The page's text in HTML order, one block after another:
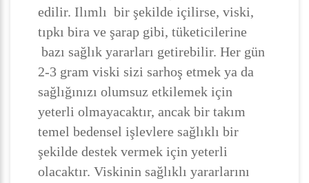
edilir. Ilımlı bir şekilde içilirse, viski,
tıpkı bira ve şarap gibi, tüketicilerine
bazı sağlık yararları getirebilir. Her gün
2-3 gram viski sizi sarhoş etmek ya da
sağlığınızı olumsuz etkilemek için
yeterli olmayacaktır, ancak bir takım
temel bedensel işlevlere sağlıklı bir
şekilde destek vermek için yeterli
olacaktır. Viskinin sağlıklı yararlarını